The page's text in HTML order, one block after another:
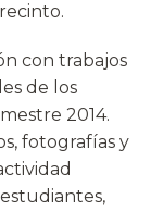
con trabajos
de los
2014.
fotografías y